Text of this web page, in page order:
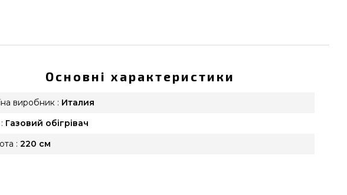
Основні характеристики
виробник : Италия
Газовий обігрівач
: 220 см